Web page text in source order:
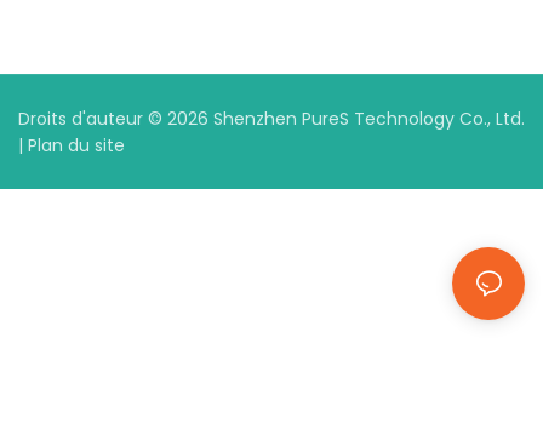
Droits d'auteur © 2026 Shenzhen PureS Technology Co., Ltd.
| Plan du site